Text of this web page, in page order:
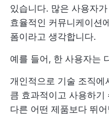
있습니다. 많은 사용자
효율적인 커뮤니케이션
폼이라고 생각합니다.
예를 들어, 한 사용자는
개인적으로 기술 조직
큼 효과적이고 사용하기
다른 어떤 제품보다 뛰